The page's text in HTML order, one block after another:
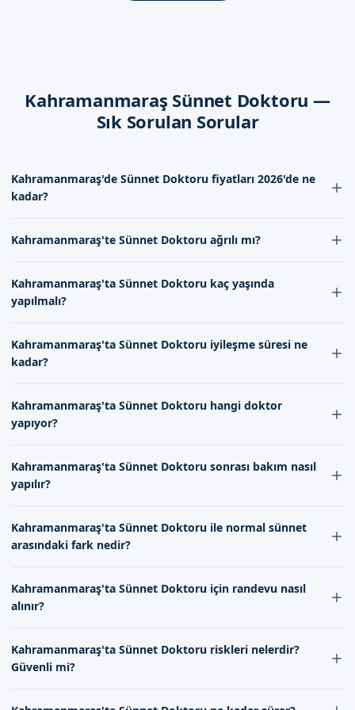
gerekli önlemler alınır.
Dikkat Edilmesi Gerekenler
gerekir:
İşlem bölgesinin temizlenmesi
Uzman doktorumuzun talimatlarına uyulması
Kahramanmaraş'de Sizi Bekliyoruz
Kahramanmaraş'da, sünnet doktoru hizmeti sunmaktayız.
Uzman doktorumuz ve ekibimiz, hijyenik ve steril bir ortamda,
gerçekleştirmektedir. Randevu formumuzdan bize
ulaşabilirsiniz.
Kahramanmaraş Sünnet Doktoru —
Sık Sorulan Sorular
Kahramanmaraş'de Sünnet Doktoru fiyatları 2026'de ne
kadar?
1000-2000 TL arasında değişmektedir. Fiyatlar, doktorumuzun
gösterebilir. Detaylı bilgi için iletişimimizi kurulmasını öneririz.
Kahramanmaraş'te Sünnet Doktoru ağrılı mı?
Ekibimiz, lokal anestezi uygulayarak işlem sırasında ağrı
hissetmemenizi sağlar. İşlem sonrası hafif bir rahatsızlık
Kahramanmaraş'ta Sünnet Doktoru kaç yaşında
yapılmalı?
çocuklara uygulanır. Ancak bu yaş aralığı, çocuğun fiziksel ve
ruhsal gelişimine göre değişebilir. Doktorumuz, çocuğun
Kahramanmaraş'ta Sünnet Doktoru iyileşme süresi ne
kadar?
gün arasında değişmektedir. Bu süre boyunca, uzman kadromuz
tarafından verilen talimatlara uyarak, enfeksiyon riskini azaltabilir
Kahramanmaraş'ta Sünnet Doktoru hangi doktor
yapıyor?
doktorlarımız tarafından yapılmaktadır. Doktorumuz, sünnet
operasyonunda опыт ve bilgi birikimi ile işlemleri başarılı bir
Kahramanmaraş'ta Sünnet Doktoru sonrası bakım nasıl
yapılır?
sürecini hızlandırması açısından önemlidir. Doktorumuz tarafından
verilen talimatlara uyarak, bölgenin temiz tutulması, antibiyotik
Kahramanmaraş'ta Sünnet Doktoru ile normal sünnet
arasındaki fark nedir?
fark, kullanılan teknik ve malzemelerin kalitesidir. Sünnet Doktoru,
daha modern ve güvenli bir teknik ile yapılmaktadır ve bu
Kahramanmaraş'ta Sünnet Doktoru için randevu nasıl
alınır?
formumuz aracılığıyla veya iletişimimizi kurulması 통해 yapılabilir.
Randevu alırken, çocuğun doğum tarihi ve saúde durumu
Kahramanmaraş'ta Sünnet Doktoru riskleri nelerdir?
Güvenli mi?